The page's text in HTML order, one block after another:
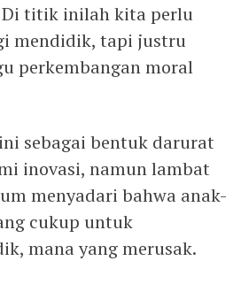
Di titik inilah kita perlu
mendidik, tapi justru
perkembangan moral
sebagai bentuk darurat
inovasi, namun lambat
menyadari bahwa anak-
cukup untuk
mana yang merusak.